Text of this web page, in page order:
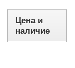
Цена и
наличие